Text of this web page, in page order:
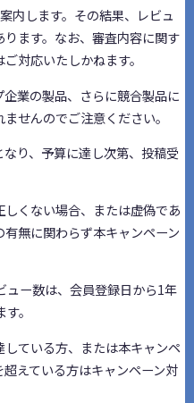
内します。その結果、レビュ
ます。なお、審査内容に関す
対応いたしかねます。
業の製品、さらに競合製品に
せんのでご注意ください。
り、予算に達し次第、投稿受
しくない場合、または虚偽であ
無に関わらず本キャンペーン
ュー数は、会員登録日から1年
。
している方、または本キャンペ
えている方はキャンペーン対